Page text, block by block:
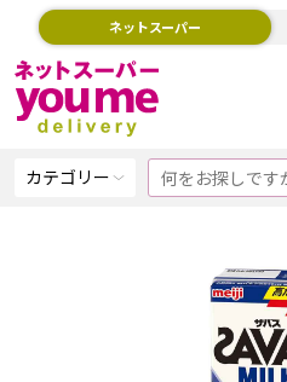
ネットスーパー
カテゴリー